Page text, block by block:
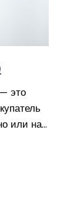
это
или на…